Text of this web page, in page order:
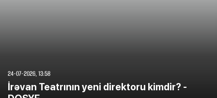
24-07-2026, 13:58
İrəvan Teatrının yeni direktoru kimdir? -